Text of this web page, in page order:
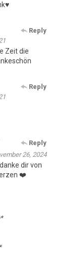
Reply
Zeit die
Reply
Reply
26, 2024
dir von
❤️